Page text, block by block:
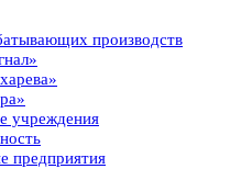
производств
учреждения
предприятия